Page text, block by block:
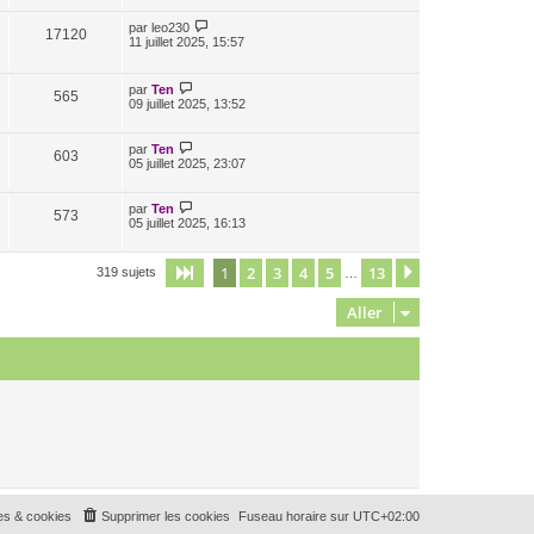
17120 par leo230
11 juillet 2025, 15:57
565 par Ten
09 juillet 2025, 13:52
603 par Ten
05 juillet 2025, 23:07
573 par Ten
05 juillet 2025, 16:13
319 sujets Page sur13
1 2 3 4 5 13
Aller
Fuseau horaire sur UTC+02:00
Supprimer les cookies
& cookies